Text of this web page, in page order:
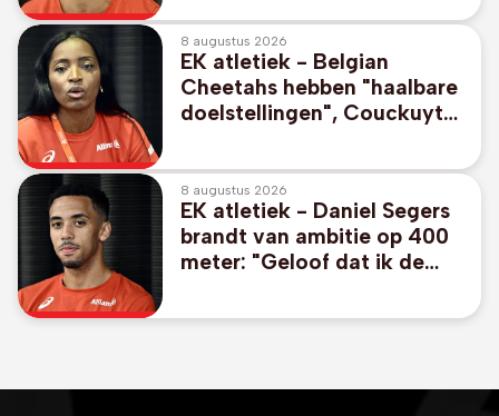
8 augustus 2026
EK atletiek - Belgian
Cheetahs hebben "haalbare
doelstellingen", Couckuyt
8 augustus 2026
EK atletiek - Daniel Segers
brandt van ambitie op 400
meter: "Geloof dat ik de